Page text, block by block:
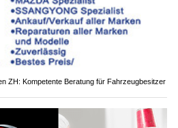
ZH: Kompetente Beratung für Fahrzeugbesitzer